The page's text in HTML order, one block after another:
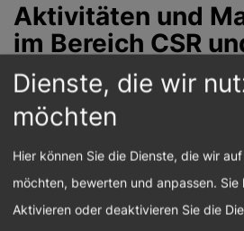
Aktivitäten und
im Bereich CSR
Nachhaltigkeit
Die CSR-Hauptaktivitäten sind
Die
„Jubiläumsfonds für die
Dienste, die wir
möchten
Hier können Sie die Dienste, die wir
möchten, bewerten und anpassen. Sie
Aktivieren oder deaktivieren Sie die